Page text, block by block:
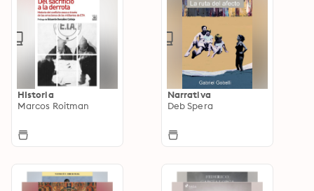
HIstoria
Marcos Roitman
Narrativa
Deb Spera